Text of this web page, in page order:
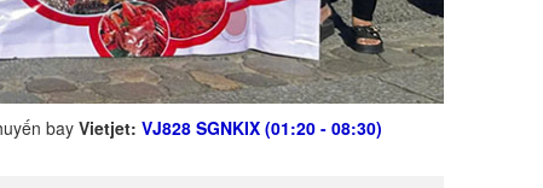
bay Vietjet: VJ828 SGNKIX (01:20 - 08:30)